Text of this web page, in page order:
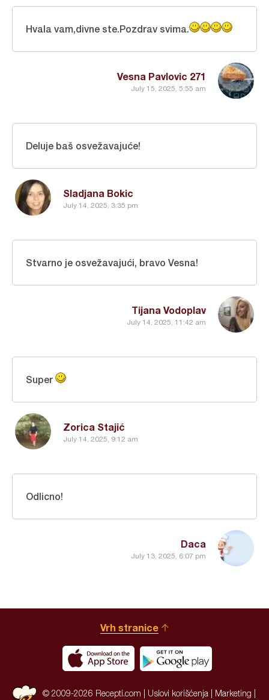
Vesna Pavlovic 271
July 15, 2025, 5:55 am
Hvala vam,divne ste.Pozdrav svima.
Sladjana Bokic
July 14, 2025, 3:35 pm
Deluje baš osvežavajuće!
Tijana Vodoplav
July 14, 2025, 11:42 am
Stvarno je osvežavajući, bravo Vesna!
Zorica Stajić
July 14, 2025, 9:12 am
Super
Daca
July 13, 2025, 6:07 pm
Odlicno!
Vrh stranice
© 2009-2026 Recepti.com | Uslovi korišćenja Marketing